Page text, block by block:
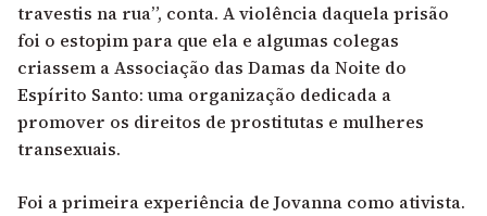
travestis na rua”, conta. A violência daquela prisão
foi o estopim para que ela e algumas colegas
criassem a Associação das Damas da Noite do
Espírito Santo: uma organização dedicada a
promover os direitos de prostitutas e mulheres
transexuais.
Foi a primeira experiência de Jovanna como ativista.